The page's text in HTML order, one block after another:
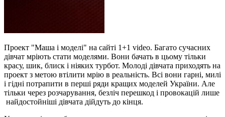
Проект "Маша і моделі" на сайті 1+1 video. Багато сучасних
дівчат мріють стати моделями. Вони бачать в цьому тільки
красу, шик, блиск і ніяких турбот. Молоді дівчата приходять на
проект з метою втілити мрію в реальність. Всі вони гарні, милі
і гідні потрапити в перші ряди кращих моделей України. Але
тільки через розчарування, безліч перешкод і провокацій лише
найдостойніші дівчата дійдуть до кінця.